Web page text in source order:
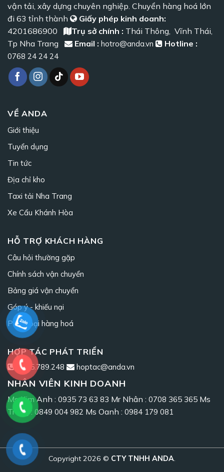
vận tải, xây dựng chuyên nghiệp. Chuyển hàng hoá lớn
đi 63 tỉnh thành
Giấy phép kinh doanh:
4201686900
Trụ sở chính : Thái Thông, Vĩnh Thái,
Tp Nha Trang
Email : hotro@anda.vn Hotline :
0768 24 24 24
VỀ ANDA
Giới thiệu
Tuyển dụng
Tin tức
Địa chỉ kho
Taxi tải Nha Trang
Xe Cẩu Khánh Hòa
HỖ TRỢ KHÁCH HÀNG
Câu hỏi thường gặp
Chính sách vận chuyển
Bảng giá vận chuyển
Góp ý - khiếu nại
Phân loại hàng hoá
HỢP TÁC PHÁT TRIỂN
0965.789.248 hoptac@anda.vn
NHÂN VIÊN KINH DOANH
Ms Kim Anh : 0935 73 63 83 Mr Nhân : 0708 365 365 Ms
Trang : 0849 004 982 Ms Oanh : 0984 179 081
Copyright 2026 © CTY TNHH ANDA